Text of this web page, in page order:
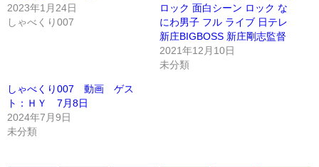
2023年1月24日
しゃべくり007
ロック 面白シーン ロック な
にわ男子 フル ライブ 日テレ
新庄BIGBOSS 新庄剛志監督
2021年12月10日
未分類
しゃべくり007 動画 ゲス
ト：ＨＹ 7月8日
2024年7月9日
未分類